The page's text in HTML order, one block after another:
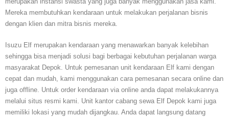
Mereka membutuhkan kendaraan untuk melakukan perjalanan bisnis
dengan klien dan mitra bisnis mereka.
Isuzu Elf merupakan kendaraan yang menawarkan banyak kelebihan
sehingga bisa menjadi solusi bagi berbagai kebutuhan perjalanan warga
masyarakat Depok. Untuk pemesanan unit kendaraan Elf kami dengan
cepat dan mudah, kami menggunakan cara pemesanan secara online dan
juga offline. Untuk order kendaraan via online anda dapat melakukannya
melalui situs resmi kami. Unit kantor cabang sewa Elf Depok kami juga
memiliki lokasi yang mudah dijangkau. Anda dapat langsung datang